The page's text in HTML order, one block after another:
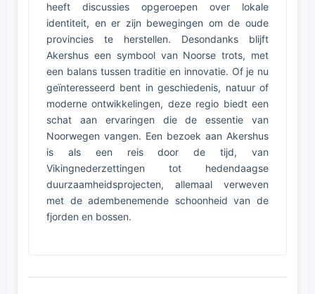
heeft discussies opgeroepen over lokale
identiteit, en er zijn bewegingen om de oude
provincies te herstellen. Desondanks blijft
Akershus een symbool van Noorse trots, met
een balans tussen traditie en innovatie. Of je nu
geïnteresseerd bent in geschiedenis, natuur of
moderne ontwikkelingen, deze regio biedt een
schat aan ervaringen die de essentie van
Noorwegen vangen. Een bezoek aan Akershus
is als een reis door de tijd, van
Vikingnederzettingen tot hedendaagse
duurzaamheidsprojecten, allemaal verweven
met de adembenemende schoonheid van de
fjorden en bossen.